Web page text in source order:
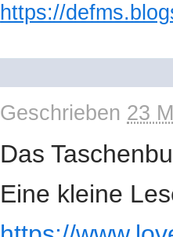
https://
Geschrieben 23
Das
Eine kleine